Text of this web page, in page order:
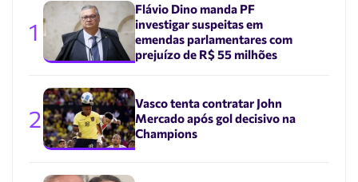
1
Flávio Dino manda PF
investigar suspeitas em
emendas parlamentares com
prejuízo de R$ 55 milhões
2
Vasco tenta contratar John
Mercado após gol decisivo na
Champions